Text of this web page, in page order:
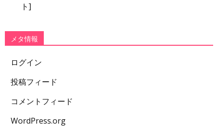
ト]
メタ情報
ログイン
投稿フィード
コメントフィード
WordPress.org